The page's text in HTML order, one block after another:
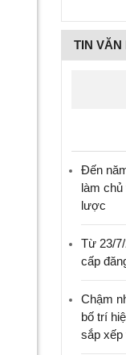
TIN
Đến
làm chủ
lược
Từ 23/
cấp
Chậm
bố trí
sắp